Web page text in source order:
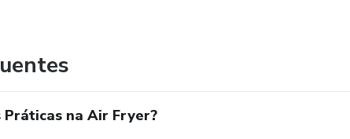
Práticas na Air Fryer?